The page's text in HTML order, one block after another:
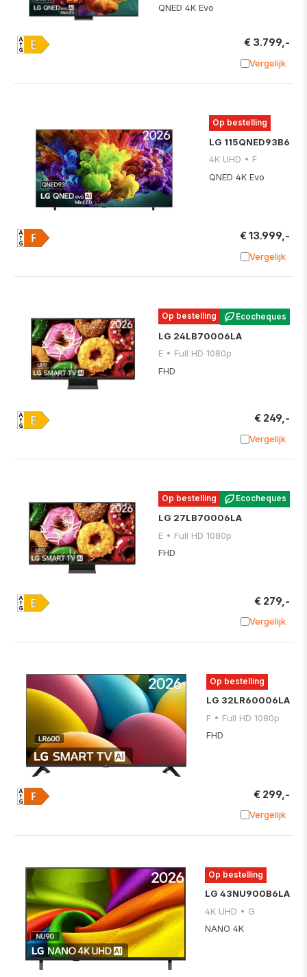
QNED 4K Evo
€ 3.799,-
Vergelijk
Op bestelling
LG 115QNED93B6
4K UHD • F
QNED 4K Evo
€ 13.999,-
Vergelijk
Op bestelling Ecocheques
LG 24LB70006LA
E • Full HD 1080p
FHD
€ 249,-
Vergelijk
Op bestelling Ecocheques
LG 27LB70006LA
E • Full HD 1080p
FHD
€ 279,-
Vergelijk
Op bestelling
LG 32LR60006LA
F • Full HD 1080p
FHD
€ 299,-
Vergelijk
Op bestelling
LG 43NU900B6LA
4K UHD • G
NANO 4K